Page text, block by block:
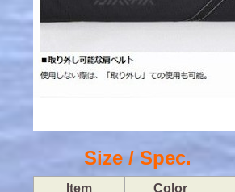
Size / Spec.
Item Color